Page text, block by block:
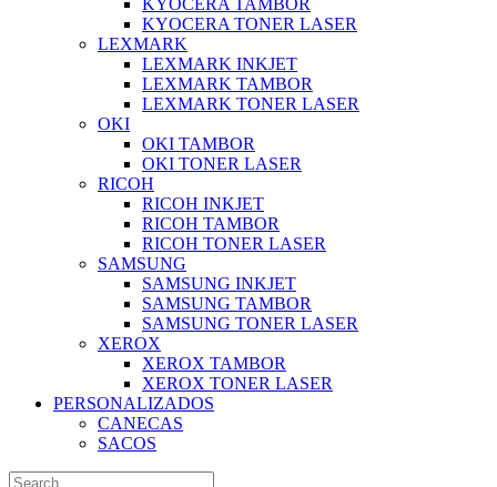
KYOCERA TAMBOR
KYOCERA TONER LASER
LEXMARK
LEXMARK INKJET
LEXMARK TAMBOR
LEXMARK TONER LASER
OKI
OKI TAMBOR
OKI TONER LASER
RICOH
RICOH INKJET
RICOH TAMBOR
RICOH TONER LASER
SAMSUNG
SAMSUNG INKJET
SAMSUNG TAMBOR
SAMSUNG TONER LASER
XEROX
XEROX TAMBOR
XEROX TONER LASER
PERSONALIZADOS
CANECAS
SACOS